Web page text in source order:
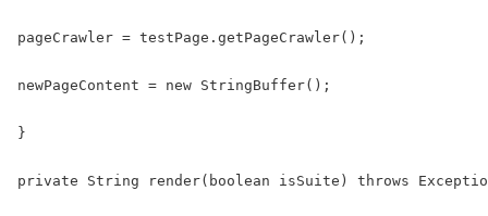
pageCrawler = testPage.getPageCrawler();
newPageContent = new StringBuffer();
}
private String render(boolean isSuite) throws